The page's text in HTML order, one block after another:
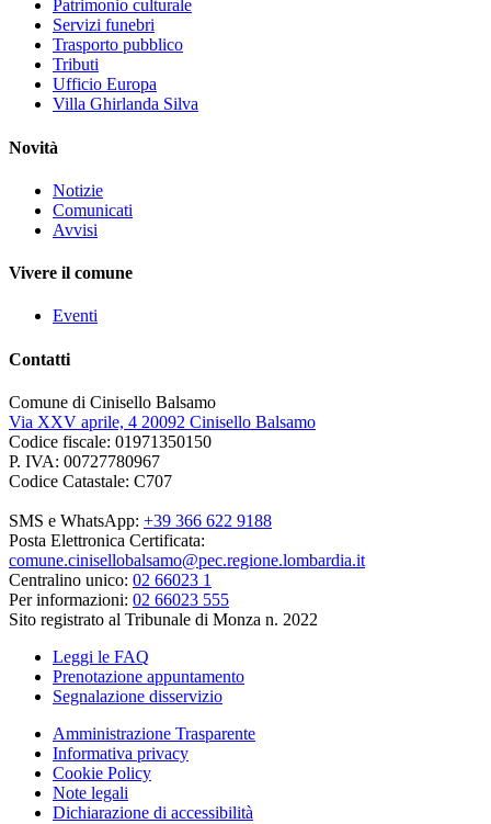
Patrimonio culturale
Servizi funebri
Trasporto pubblico
Tributi
Ufficio Europa
Villa Ghirlanda Silva
Novità
Notizie
Comunicati
Avvisi
Vivere il comune
Eventi
Contatti
Comune di Cinisello Balsamo
Via XXV aprile, 4 20092 Cinisello Balsamo
Codice fiscale: 01971350150
P. IVA: 00727780967
Codice Catastale: C707
SMS e WhatsApp: +39 366 622 9188
Posta Elettronica Certificata:
comune.cinisellobalsamo@pec.regione.lombardia.it
Centralino unico: 02 66023 1
Per informazioni: 02 66023 555
Sito registrato al Tribunale di Monza n. 2022
Leggi le FAQ
Prenotazione appuntamento
Segnalazione disservizio
Amministrazione Trasparente
Informativa privacy
Cookie Policy
Note legali
Dichiarazione di accessibilità